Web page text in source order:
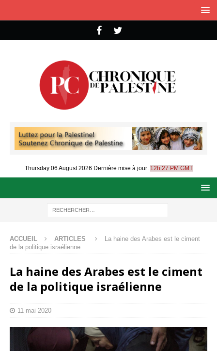
Thursday 06 August 2026 Dernière mise à jour: 12h:27 PM GMT
ACCUEIL ARTICLES
La haine des Arabes est le ciment
de la politique israélienne
La haine des Arabes est le ciment
de la politique israélienne
11 mai 2020